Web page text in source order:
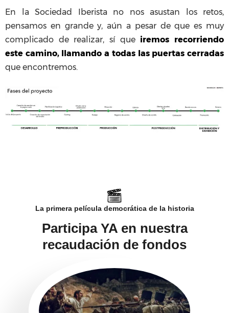
En la Sociedad Iberista no nos asustan los retos,
pensamos en grande y, aún a pesar de que es muy
complicado de realizar, sí que iremos recorriendo
este camino, llamando a todas las puertas cerradas
que encontremos.
La primera película democrática de la historia
Participa YA en nuestra
recaudación de fondos